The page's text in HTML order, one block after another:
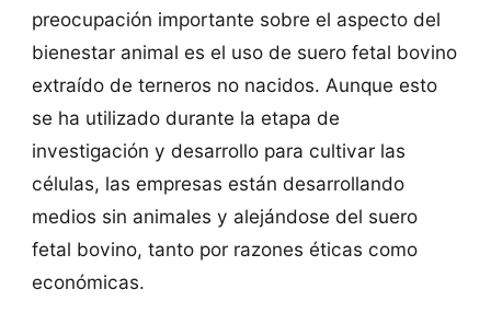
preocupación importante sobre el aspecto del
bienestar animal es el uso de suero fetal bovino
extraído de terneros no nacidos. Aunque esto
se ha utilizado durante la etapa de
investigación y desarrollo para cultivar las
células, las empresas están desarrollando
medios sin animales y alejándose del suero
fetal bovino, tanto por razones éticas como
económicas.